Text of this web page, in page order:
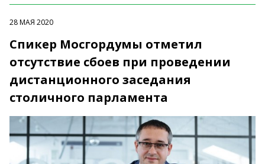
28 МАЯ 2020
Спикер Мосгордумы отметил
отсутствие сбоев при проведении
дистанционного заседания
столичного парламента